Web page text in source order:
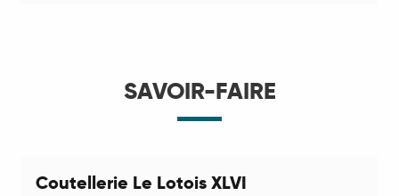
SAVOIR-FAIRE
Coutellerie Le Lotois XLVI